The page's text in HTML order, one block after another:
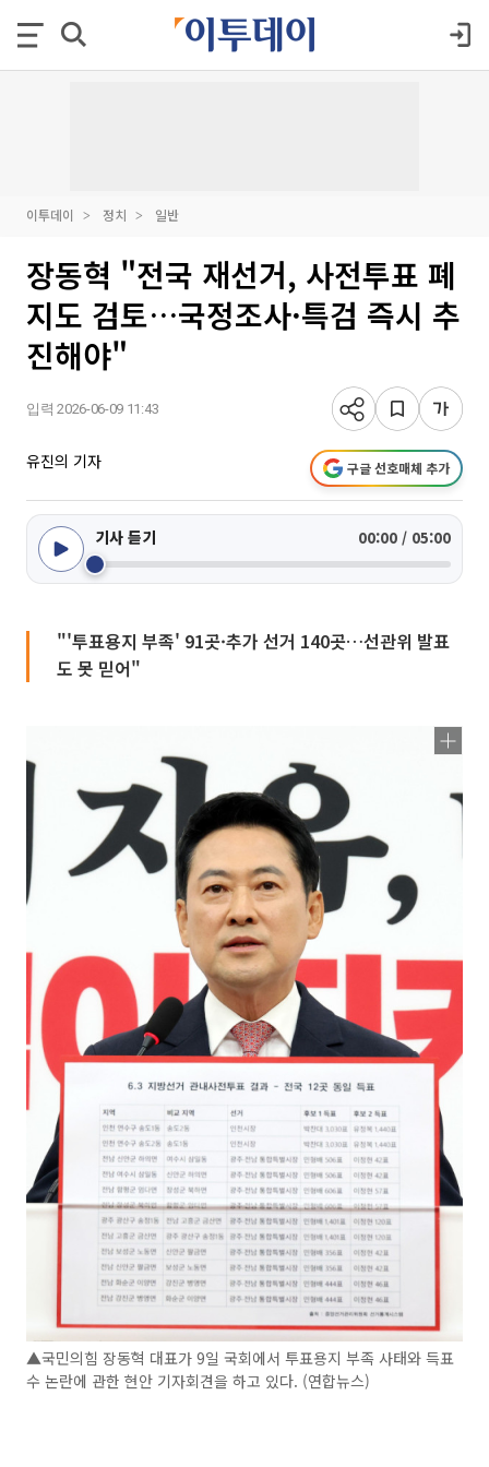
이투데이 정치 일반
장동혁 "전국 재선거, 사전투표 폐
지도 검토…국정조사·특검 즉시 추
진해야"
입력 2026-06-09 11:43
유진의 기자 구글 선호매체 추가
기사 듣기 00:00 / 05:00
"'투표용지 부족' 91곳·추가 선거 140곳…선관위 발표
도 못 믿어"
▲국민의힘 장동혁 대표가 9일 국회에서 투표용지 부족 사태와 득표
수 논란에 관한 현안 기자회견을 하고 있다. (연합뉴스)